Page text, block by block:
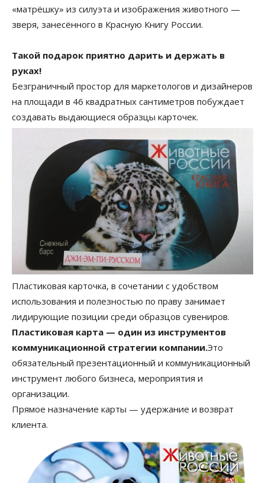
«матрёшку» из силуэта и изображения животного —
зверя, занесённого в Красную Книгу России.
Такой подарок приятно дарить и держать в
руках!
Безграничный простор для маркетологов и дизайнеров
на площади в 46 квадратных сантиметров побуждает
создавать выдающиеся образцы карточек.
Пластиковая карточка, в сочетании с удобством
использования и полезностью по праву занимает
лидирующие позиции среди образцов сувениров.
Пластиковая карта — один из инструментов
коммуникационной стратегии компании.Это
обязательный презентационный и коммуникационный
инструмент любого бизнеса, мероприятия и
организации.
Прямое назначение карты — удержание и возврат
клиента.